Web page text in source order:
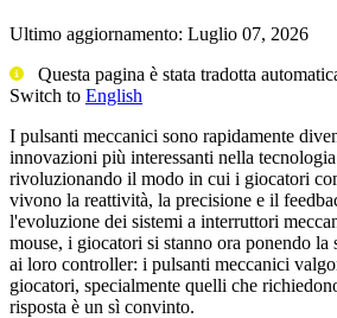
Ultimo aggiornamento: Luglio 07, 2026
Questa pagina è stata tradotta
Switch to English
I pulsanti meccanici sono rapidamente
innovazioni più interessanti nella
rivoluzionando il modo in cui i giocatori
vivono la reattività, la precisione e il
l'evoluzione dei sistemi a interruttori
mouse, i giocatori si stanno ora ponendo la
ai loro controller: i pulsanti meccanici
giocatori, specialmente quelli che
risposta è un sì convinto.